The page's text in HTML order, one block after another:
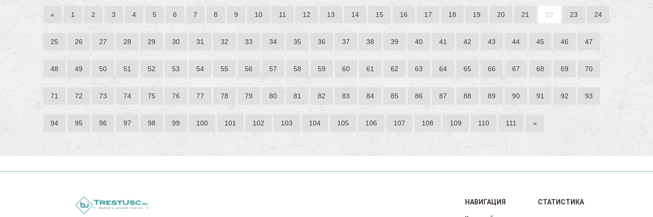
« 1 2 3 4 5 6 7 8 9 10 11 12 13 14 15 16 17 18 19 20 21 22 23 24
25 26 27 28 29 30 31 32 33 34 35 36 37 38 39 40 41 42 43 44 45 46 47
48 49 50 51 52 53 54 55 56 57 58 59 60 61 62 63 64 65 66 67 68 69 70
71 72 73 74 75 76 77 78 79 80 81 82 83 84 85 86 87 88 89 90 91 92 93
94 95 96 97 98 99 100 101 102 103 104 105 106 107 108 109 110 111 »
НАВИГАЦИЯ СТАТИСТИКА